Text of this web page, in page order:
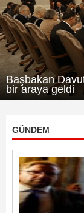
Başbakan
bir araya geldi
GÜNDEM